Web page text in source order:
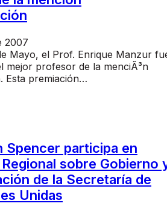
2007
Mayo, el Prof. Enrique Manzur
mejor profesor de la menciÃ³n
Esta premiación…
Spencer participa en
sobre Gobierno
de la Secretaría de
Unidas